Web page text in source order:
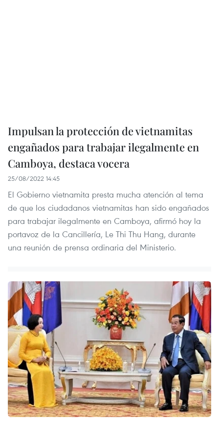
Impulsan la protección de vietnamitas
engañados para trabajar ilegalmente en
Camboya, destaca vocera
25/08/2022 14:45
El Gobierno vietnamita presta mucha atención al tema
de que los ciudadanos vietnamitas han sido engañados
para trabajar ilegalmente en Camboya, afirmó hoy la
portavoz de la Cancillería, Le Thi Thu Hang, durante
una reunión de prensa ordinaria del Ministerio.